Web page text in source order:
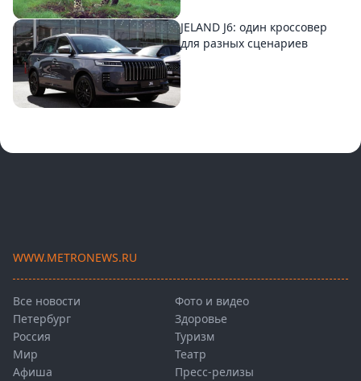
JELAND J6: один кроссовер
для разных сценариев
WWW.METRONEWS.RU
Все новости
Петербург
Россия
Мир
Афиша
Фото и видео
Здоровье
Туризм
Театр
Пресс-релизы